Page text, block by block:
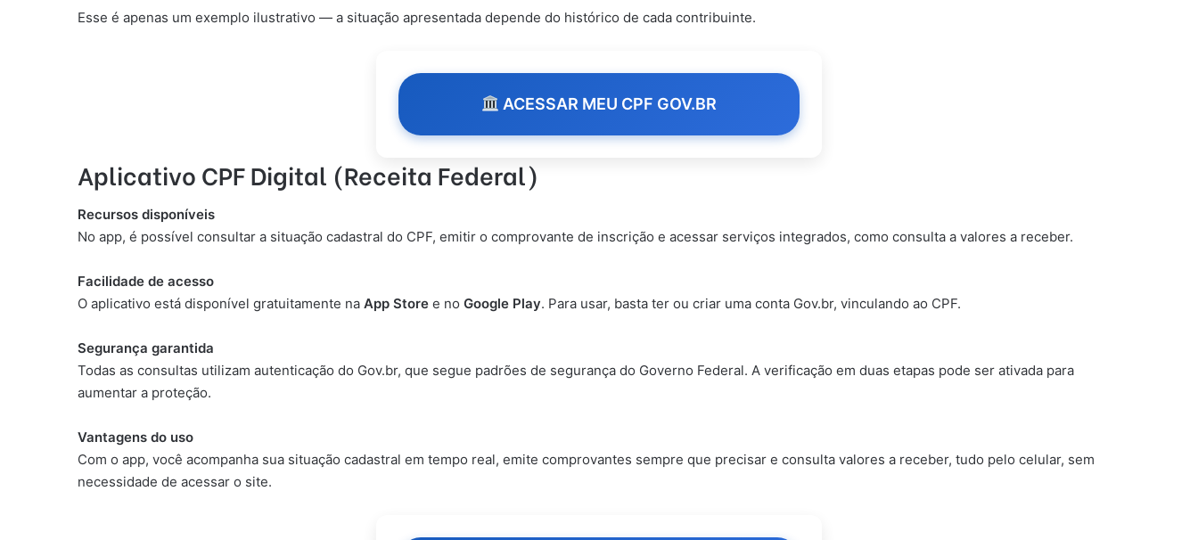
Esse é apenas um exemplo ilustrativo — a situação apresentada depende do histórico de cada contribuinte.
ACESSAR MEU CPF GOV.BR
Aplicativo CPF Digital (Receita Federal)
Recursos disponíveis
No app, é possível consultar a situação cadastral do CPF, emitir o comprovante de inscrição e acessar serviços integrados, como consulta a valores a receber.
Facilidade de acesso
O aplicativo está disponível gratuitamente na App Store e no Google Play. Para usar, basta ter ou criar uma conta Gov.br, vinculando ao CPF.
Segurança garantida
Todas as consultas utilizam autenticação do Gov.br, que segue padrões de segurança do Governo Federal. A verificação em duas etapas pode ser ativada para
aumentar a proteção.
Vantagens do uso
Com o app, você acompanha sua situação cadastral em tempo real, emite comprovantes sempre que precisar e consulta valores a receber, tudo pelo celular, sem
necessidade de acessar o site.